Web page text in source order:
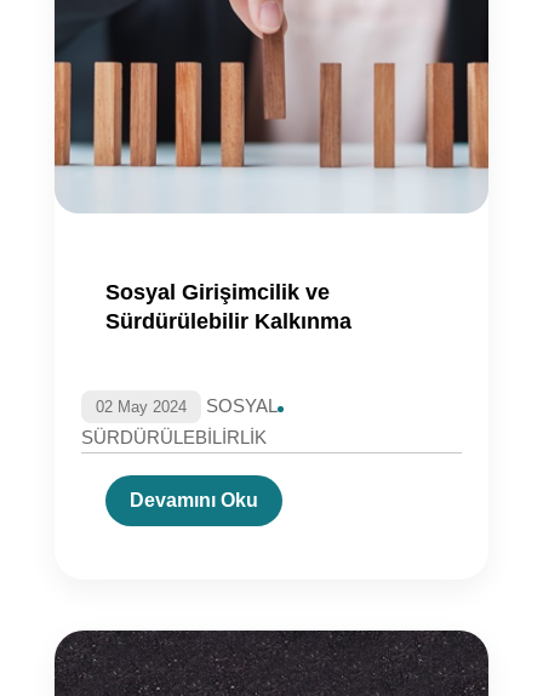
Sosyal Girişimcilik ve
Sürdürülebilir Kalkınma
02 May 2024
SOSYAL
SÜRDÜRÜLEBİLİRLİK
Devamını Oku